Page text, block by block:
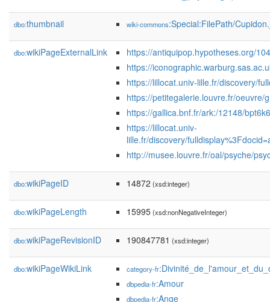
dbo:thumbnail wiki-commons:Special:FilePath/
dbo:wikiPageExternalLink
https://antiquipop.hypotheses.org/
https://
https://lillocat.univ-lille.fr/discovery/
https://petitegalerie.louvre.fr/oeuvre/
https://gallica.bnf.fr/ark:/12148/
https://lillocat.univ-
lille.fr/discovery/
http://musee.louvre.fr/oal/psyche/
dbo:wikiPageID 14872 (xsd:integer)
dbo:wikiPageLength 15995(xsd:nonNegativeInteger)
dbo:wikiPageRevisionID 190847781 (xsd:integer)
dbo:wikiPageWikiLink category-fr
dbpedia-fr:Amour
dbpedia-fr:Ange